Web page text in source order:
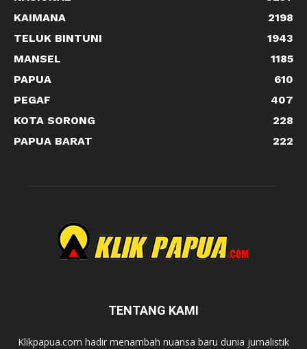
KAIMANA
2198
TELUK BINTUNI
1943
MANSEL
1185
PAPUA
610
PEGAF
407
KOTA SORONG
228
PAPUA BARAT
222
TENTANG KAMI
Klikpapua.com hadir menambah nuansa baru dunia jurnalistik